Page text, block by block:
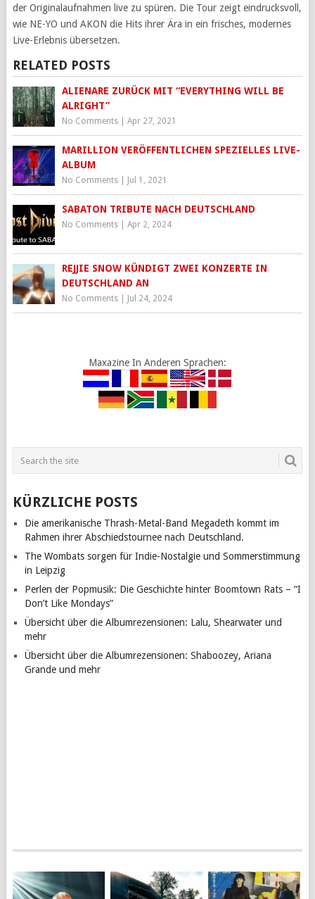
der Originalaufnahmen live zu spüren. Die Tour zeigt eindrucksvoll,
wie NE-YO und AKON die Hits ihrer Ära in ein frisches, modernes
Live-Erlebnis übersetzen.
RELATED POSTS
ALIENARE ZURÜCK MIT “EVERYTHING WILL BE
ALRIGHT”
No Comments| Apr 27, 2021
MARILLION VERÖFFENTLICHEN SPEZIELLES LIVE-
ALBUM
No Comments| Jul 1, 2021
SABATON TRIBUTE NACH DEUTSCHLAND
No Comments| Apr 2, 2024
REJJIE SNOW KÜNDIGT ZWEI KONZERTE IN
DEUTSCHLAND AN
No Comments| Jul 24, 2024
Maxazine In Anderen Sprachen:
KÜRZLICHE POSTS
Die amerikanische Thrash-Metal-Band Megadeth kommt im
Rahmen ihrer Abschiedstournee nach Deutschland.
The Wombats sorgen für Indie-Nostalgie und Sommerstimmung
in Leipzig
Perlen der Popmusik: Die Geschichte hinter Boomtown Rats – “I
Don’t Like Mondays”
Übersicht über die Albumrezensionen: Lalu, Shearwater und
mehr
Übersicht über die Albumrezensionen: Shaboozey, Ariana
Grande und mehr